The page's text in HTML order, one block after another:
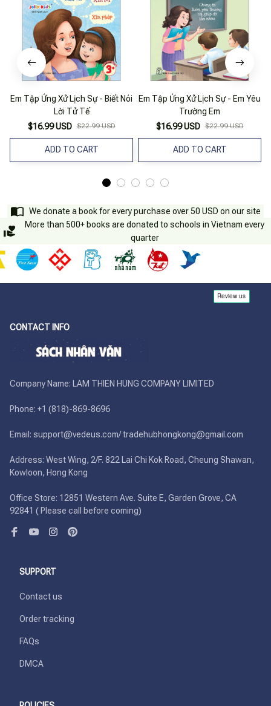
Em Tập Ứng Xử Lịch Sự - Biết Nói
Lời Tử Tế
$16.99 USD $22.99 USD
ADD TO CART
Em Tập Ứng Xử Lịch Sự - Em Yêu
Trường Em
$16.99 USD $22.99 USD
ADD TO CART
We donate a book for every purchase over 50 USD on our site
More than 500+ books are donated to schools in Vietnam every
quarter
CONTACT INFO
Company Name: LAM THIEN HUNG COMPANY LIMITED
Phone: +1 (818)-869-8696
Email: support@vedeus.com/ tradehubhongkong@gmail.com
Address: West Wing, 2/F. 822 Lai Chi Kok Road, Cheung Shawan,
Kowloon, Hong Kong
Office Store: 12851 Western Ave. Suite E, Garden Grove, CA
92841 ( Please call before coming)
SUPPORT
Contact us
Order tracking
FAQs
DMCA